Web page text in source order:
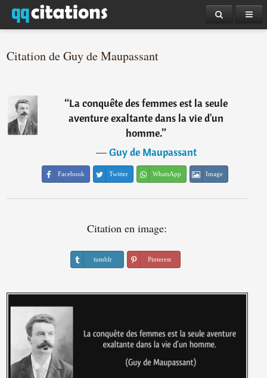
Citation de Guy de Maupassant
“La conquête des femmes est la seule
aventure exaltante dans la vie d'un
homme.”
―Guy de Maupassant
Facebook Twitter WhatsApp Image
Citation en image:
tumblr Pinterest